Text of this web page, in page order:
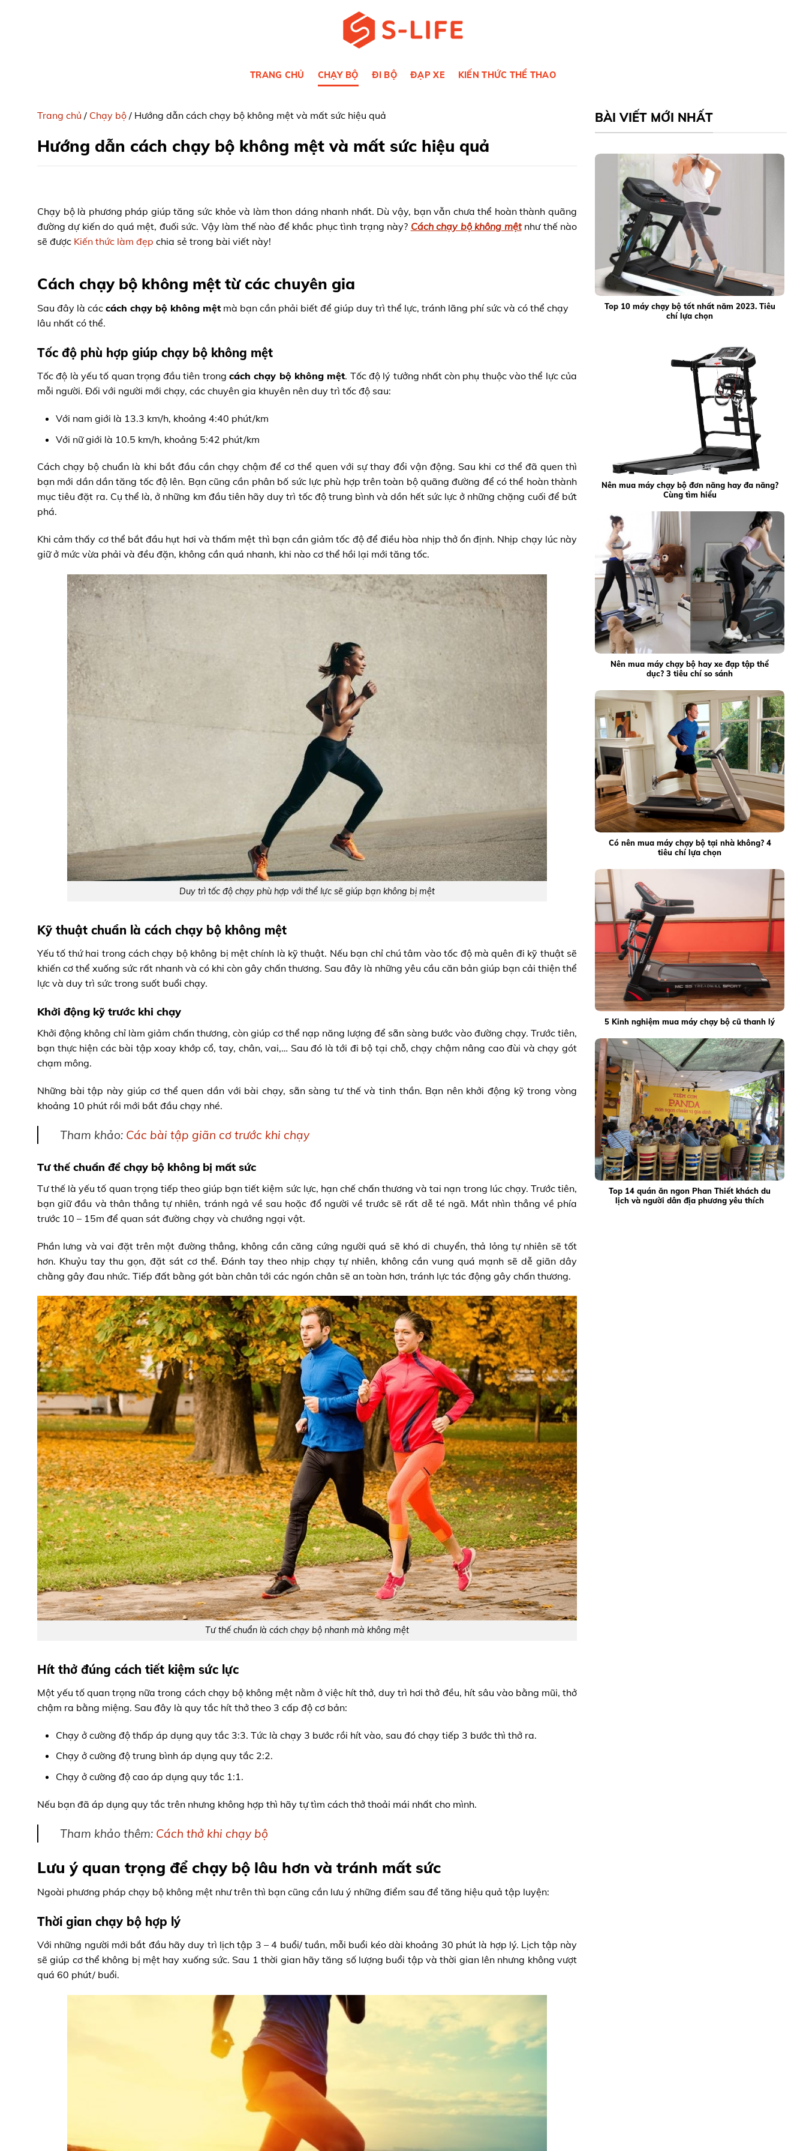
TRANG CHỦ CHẠY BỘ ĐI BỘ ĐẠP XE KIẾN THỨC THỂ THAO
Trang chủ / Chạy bộ / Hướng dẫn cách chạy bộ không mệt và mất sức hiệu quả
Hướng dẫn cách chạy bộ không mệt và mất sức hiệu quả
Chạy bộ là phương pháp giúp tăng sức khỏe và làm thon dáng nhanh nhất. Dù vậy, bạn vẫn chưa thể hoàn thành quãng
đường dự kiến do quá mệt, đuối sức. Vậy làm thế nào để khắc phục tình trạng này? Cách chạy bộ không mệtnhư thế nào
sẽ được Kiến thức làm đẹp chia sẻ trong bài viết này!
Cách chạy bộ không mệt từ các chuyên gia
Sau đây là các cách chạy bộ không mệt mà bạn cần phải biết để giúp duy trì thể lực, tránh lãng phí sức và có thể chạy
lâu nhất có thể.
Tốc độ phù hợp giúp chạy bộ không mệt
Tốc độ là yếu tố quan trọng đầu tiên trongcách chạy bộ không mệt. Tốc độ lý tưởng nhất còn phụ thuộc vào thể lực của
mỗi người. Đối với người mới chạy, các chuyên gia khuyên nên duy trì tốc độ sau:
Với nam giới là 13.3 km/h, khoảng 4:40 phút/km
Với nữ giới là 10.5 km/h, khoảng 5:42 phút/km
Cách chạy bộ chuẩn là khi bắt đầu cần chạy chậm để cơ thể quen với sự thay đổi vận động. Sau khi cơ thể đã quen thì
bạn mới dần dần tăng tốc độ lên. Bạn cũng cần phân bố sức lực phù hợp trên toàn bộ quãng đường để có thể hoàn thành
mục tiêu đặt ra. Cụ thể là, ở những km đầu tiên hãy duy trì tốc độ trung bình và dồn hết sức lực ở những chặng cuối để bứt
phá.
Khi cảm thấy cơ thể bắt đầu hụt hơi và thấm mệt thì bạn cần giảm tốc độ để điều hòa nhịp thở ổn định. Nhịp chạy lúc này
giữ ở mức vừa phải và đều đặn, không cần quá nhanh, khi nào cơ thể hồi lại mới tăng tốc.
Duy trì tốc độ chạy phù hợp với thể lực sẽ giúp bạn không bị mệt
Kỹ thuật chuẩn là cách chạy bộ không mệt
Yếu tố thứ hai trong cách chạy bộ không bị mệt chính là kỹ thuật. Nếu bạn chỉ chú tâm vào tốc độ mà quên đi kỹ thuật sẽ
khiến cơ thể xuống sức rất nhanh và có khi còn gây chấn thương. Sau đây là những yêu cầu căn bản giúp bạn cải thiện thể
lực và duy trì sức trong suốt buổi chạy.
Khởi động kỹ trước khi chạy
Khởi động không chỉ làm giảm chấn thương, còn giúp cơ thể nạp năng lượng để sẵn sàng bước vào đường chạy. Trước tiên,
bạn thực hiện các bài tập xoay khớp cổ, tay, chân, vai,… Sau đó là tới đi bộ tại chỗ, chạy chậm nâng cao đùi và chạy gót
chạm mông.
Những bài tập này giúp cơ thể quen dần với bài chạy, sẵn sàng tư thế và tinh thần. Bạn nên khởi động kỹ trong vòng
khoảng 10 phút rồi mới bắt đầu chạy nhé.
Tham khảo: Các bài tập giãn cơ trước khi chạy
Tư thế chuẩn để chạy bộ không bị mất sức
Tư thế là yếu tố quan trọng tiếp theo giúp bạn tiết kiệm sức lực, hạn chế chấn thương và tai nạn trong lúc chạy. Trước tiên,
bạn giữ đầu và thân thẳng tự nhiên, tránh ngả về sau hoặc đổ người về trước sẽ rất dễ té ngã. Mắt nhìn thẳng về phía
trước 10 – 15m để quan sát đường chạy và chướng ngại vật.
Phần lưng và vai đặt trên một đường thẳng, không cần căng cứng người quá sẽ khó di chuyển, thả lỏng tự nhiên sẽ tốt
hơn. Khuỷu tay thu gọn, đặt sát cơ thể. Đánh tay theo nhịp chạy tự nhiên, không cần vung quá mạnh sẽ dễ giãn dây
chằng gây đau nhức. Tiếp đất bằng gót bàn chân tới các ngón chân sẽ an toàn hơn, tránh lực tác động gây chấn thương.
Tư thế chuẩn là cách chạy bộ nhanh mà không mệt
Hít thở đúng cách tiết kiệm sức lực
Một yếu tố quan trọng nữa trong cách chạy bộ không mệt nằm ở việc hít thở, duy trì hơi thở đều, hít sâu vào bằng mũi, thở
chậm ra bằng miệng. Sau đây là quy tắc hít thở theo 3 cấp độ cơ bản:
Chạy ở cường độ thấp áp dụng quy tắc 3:3. Tức là chạy 3 bước rồi hít vào, sau đó chạy tiếp 3 bước thì thở ra.
Chạy ở cường độ trung bình áp dụng quy tắc 2:2.
Chạy ở cường độ cao áp dụng quy tắc 1:1.
Nếu bạn đã áp dụng quy tắc trên nhưng không hợp thì hãy tự tìm cách thở thoải mái nhất cho mình.
Tham khảo thêm: Cách thở khi chạy bộ
Lưu ý quan trọng để chạy bộ lâu hơn và tránh mất sức
Ngoài phương pháp chạy bộ không mệt như trên thì bạn cũng cần lưu ý những điểm sau để tăng hiệu quả tập luyện:
Thời gian chạy bộ hợp lý
Với những người mới bắt đầu hãy duy trì lịch tập 3 – 4 buổi/ tuần, mỗi buổi kéo dài khoảng 30 phút là hợp lý. Lịch tập này
sẽ giúp cơ thể không bị mệt hay xuống sức. Sau 1 thời gian hãy tăng số lượng buổi tập và thời gian lên nhưng không vượt
quá 60 phút/ buổi.
BÀI VIẾT MỚI NHẤT
Top 10 máy chạy bộ tốt nhất năm 2023. Tiêu
chí lựa chọn
Nên mua máy chạy bộ đơn năng hay đa năng?
Cùng tìm hiểu
Nên mua máy chạy bộ hay xe đạp tập thể
dục? 3 tiêu chí so sánh
Có nên mua máy chạy bộ tại nhà không? 4
tiêu chí lựa chọn
5 Kinh nghiệm mua máy chạy bộ cũ thanh lý
Top 14 quán ăn ngon Phan Thiết khách du
lịch và người dân địa phương yêu thích